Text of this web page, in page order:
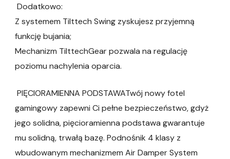
Dodatkowo:
Z systemem Tilttech Swing zyskujesz przyjemną
funkcję bujania;
Mechanizm TilttechGear pozwala na regulację
poziomu nachylenia oparcia.
PIĘCIORAMIENNA PODSTAWATwój nowy fotel
gamingowy zapewni Ci pełne bezpieczeństwo, gdyż
jego solidna, pięcioramienna podstawa gwarantuje
mu solidną, trwałą bazę. Podnośnik 4 klasy z
wbudowanym mechanizmem Air Damper System